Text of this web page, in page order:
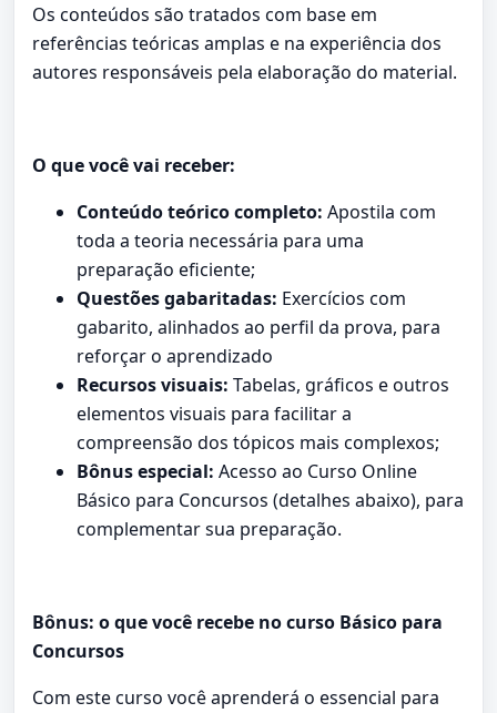
Os conteúdos são tratados com base em
referências teóricas amplas e na experiência dos
autores responsáveis pela elaboração do material.
O que você vai receber:
Conteúdo teórico completo: Apostila com
toda a teoria necessária para uma
preparação eficiente;
Questões gabaritadas: Exercícios com
gabarito, alinhados ao perfil da prova, para
reforçar o aprendizado
Recursos visuais: Tabelas, gráficos e outros
elementos visuais para facilitar a
compreensão dos tópicos mais complexos;
Bônus especial: Acesso ao Curso Online
Básico para Concursos (detalhes abaixo), para
complementar sua preparação.
Bônus: o que você recebe no curso Básico para
Concursos
Com este curso você aprenderá o essencial para